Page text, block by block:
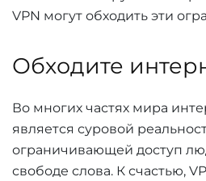
VPN могут обходить эти
Обходите
Во многих частях мира
является суровой
ограничивающей доступ
свободе слова. К счастью,